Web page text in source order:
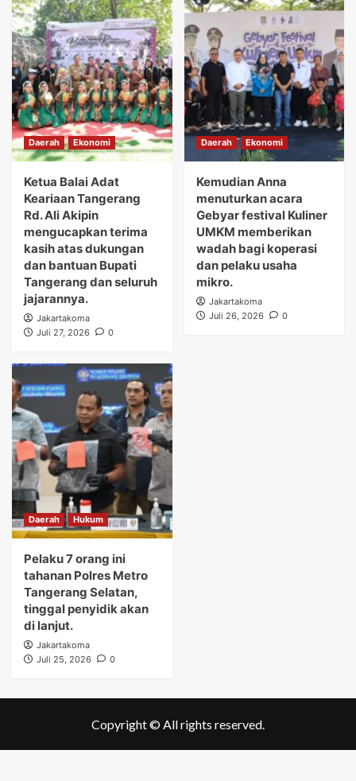
Daerah Ekonomi
Ketua Balai Adat
Keariaan Tangerang
Rd. Ali Akipin
mengucapkan terima
kasih atas dukungan
dan bantuan Bupati
Tangerang dan seluruh
jajarannya.
Jakartakoma
Juli 27, 2026
0
Daerah Ekonomi
Kemudian Anna
menuturkan acara
Gebyar festival Kuliner
UMKM memberikan
wadah bagi koperasi
dan pelaku usaha
mikro.
Jakartakoma
Juli 26, 2026
0
Daerah Hukum
Pelaku 7 orang ini
tahanan Polres Metro
Tangerang Selatan,
tinggal penyidik akan
di lanjut.
Jakartakoma
Juli 25, 2026
0
Copyright © All rights reserved.